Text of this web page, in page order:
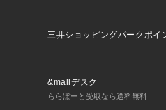
三井ショッピングパークポイ
&mallデスク
ららぽーと受取なら送料無料